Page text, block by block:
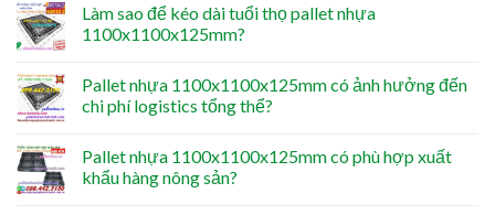
Làm sao để kéo dài tuổi thọ pallet nhựa
1100x1100x125mm?
Pallet nhựa 1100x1100x125mm có ảnh hưởng đến
chi phí logistics tổng thể?
Pallet nhựa 1100x1100x125mm có phù hợp xuất
khẩu hàng nông sản?